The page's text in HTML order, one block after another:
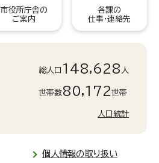
市役所庁舎の
ご案内
各課の
仕事・連絡先
総人口 148,628 人
世帯数80,172世帯
人口統計
個人情報の取り扱い